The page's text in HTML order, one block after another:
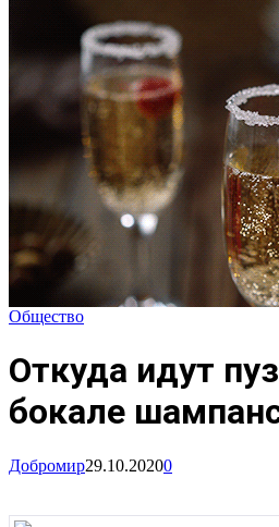
Общество
Откуда идут
бокале
Добромир29.10.20200